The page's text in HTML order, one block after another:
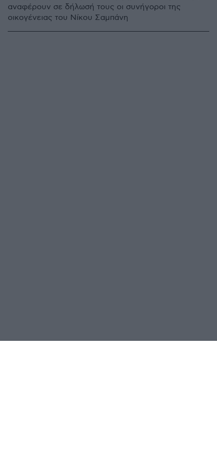
αναφέρουν σε δήλωσή τους οι συνήγοροι της
οικογένειας του Νίκου Σαμπάνη